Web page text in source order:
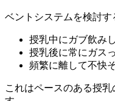
ベントシステムを検討す
授乳中にガブ飲み
授乳後に常にガス
頻繁に離して不快
これはペースのある授